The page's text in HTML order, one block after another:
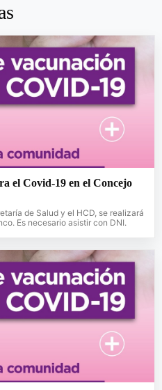
el Covid-19 en el Concejo
de Salud y el HCD, se realizará
Es necesario asistir con DNI.